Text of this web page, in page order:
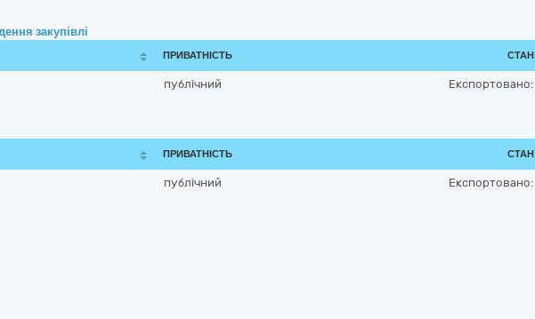
закупівлі
ПРИВАТНІСТЬ СТАН
публічний Експортовано:
ПРИВАТНІСТЬ СТАН
публічний Експортовано: